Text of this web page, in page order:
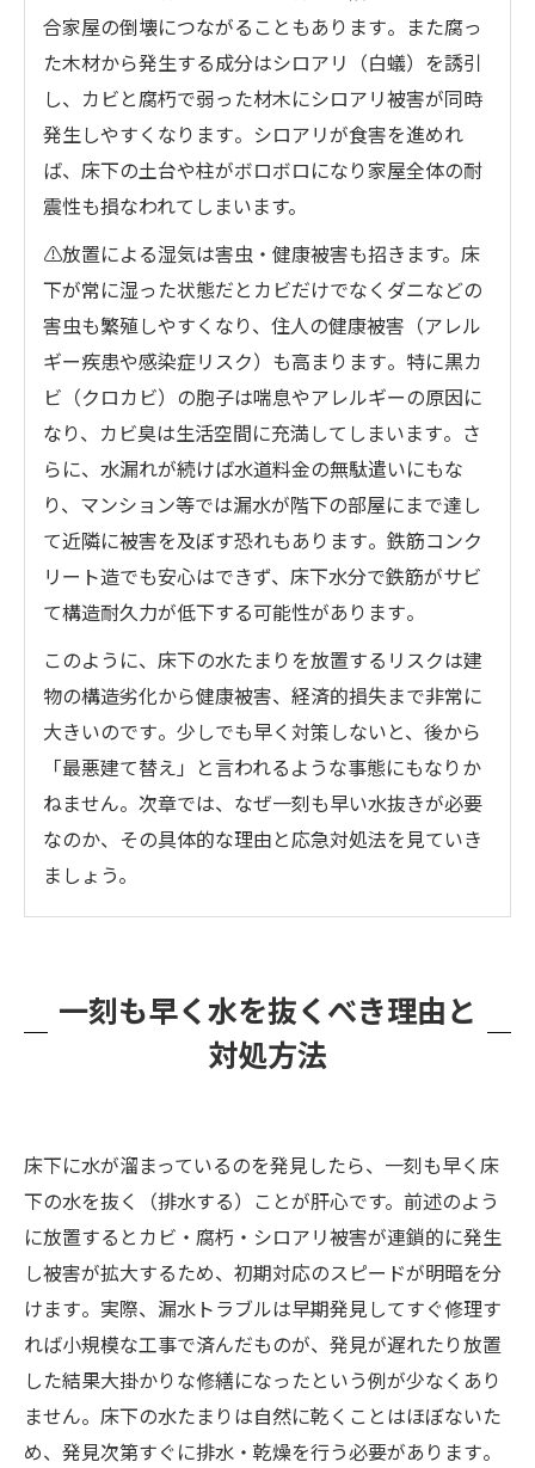
合家屋の倒壊につながることもあります​。また腐っ
た木材から発生する成分はシロアリ（白蟻）を誘引
し、カビと腐朽で弱った材木にシロアリ被害が同時
発生しやすくなります​。シロアリが食害を進めれ
ば、床下の土台や柱がボロボロになり家屋全体の耐
震性も損なわれてしまいます。
⚠️放置による湿気は害虫・健康被害も招きます。床
下が常に湿った状態だとカビだけでなくダニなどの
害虫も繁殖しやすくなり、住人の健康被害（アレル
ギー疾患や感染症リスク）も高まります​。特に黒カ
ビ（クロカビ）の胞子は喘息やアレルギーの原因に
なり、カビ臭は生活空間に充満してしまいます​。さ
らに、水漏れが続けば水道料金の無駄遣いにもな
り、マンション等では漏水が階下の部屋にまで達し
て近隣に被害を及ぼす恐れもあります​。鉄筋コンク
リート造でも安心はできず、床下水分で鉄筋がサビ
て構造耐久力が低下する可能性があります​。
このように、床下の水たまりを放置するリスクは建
物の構造劣化から健康被害、経済的損失まで非常に
大きいのです​。少しでも早く対策しないと、後から
「最悪建て替え」と言われるような事態にもなりか
ねません​。次章では、なぜ一刻も早い水抜きが必要
なのか、その具体的な理由と応急対処法を見ていき
ましょう。
一刻も早く水を抜くべき理由と
対処方法
床下に水が溜まっているのを発見したら、一刻も早く床
下の水を抜く（排水する）ことが肝心です。前述のよう
に放置するとカビ・腐朽・シロアリ被害が連鎖的に発生
し被害が拡大するため、初期対応のスピードが明暗を分
けます​。実際、漏水トラブルは早期発見してすぐ修理す
れば小規模な工事で済んだものが、発見が遅れたり放置
した結果大掛かりな修繕になったという例が少なくあり
ません​。床下の水たまりは自然に乾くことはほぼないた
め、発見次第すぐに排水・乾燥を行う必要があります​。